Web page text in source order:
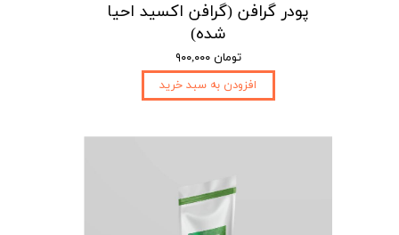
پودر گرافن (گرافن اکسید احیا
شده)
۹۰۰,۰۰۰ تومان
افزودن به سبد خرید